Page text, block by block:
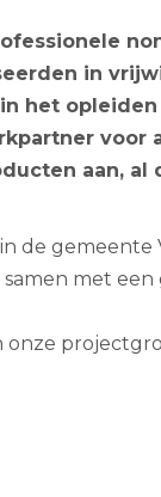
in
het
voor
aan,
de
met
onze